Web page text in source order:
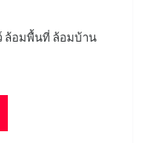
ล้อมพื้นที่ ล้อมบ้าน